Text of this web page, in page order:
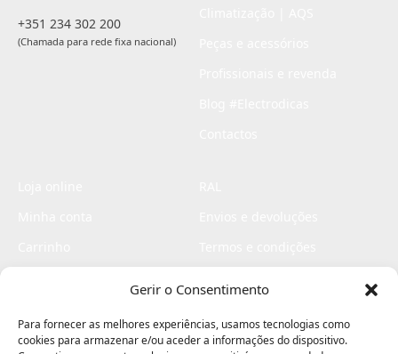
Gerir o Consentimento
Para fornecer as melhores experiências, usamos tecnologias como
cookies para armazenar e/ou aceder a informações do dispositivo.
+351 234 302 200
(Chamada para rede fixa nacional)
Livro de elogios